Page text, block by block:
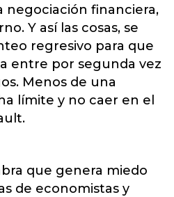
financiera,
Y así las cosas, se
regresivo para que
entre por segunda vez
Menos de una
límite y no caer en el
que genera miedo
de economistas y